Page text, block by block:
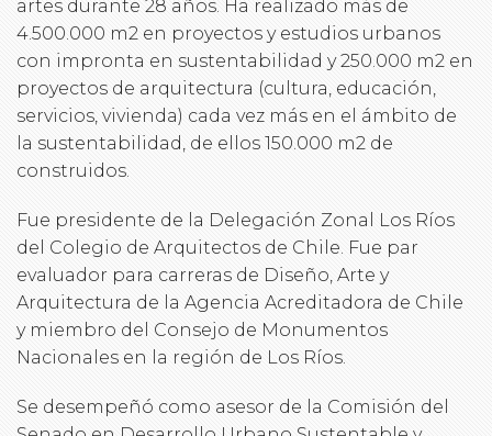
artes durante 28 años. Ha realizado más de
4.500.000 m2 en proyectos y estudios urbanos
con impronta en sustentabilidad y 250.000 m2 en
proyectos de arquitectura (cultura, educación,
servicios, vivienda) cada vez más en el ámbito de
la sustentabilidad, de ellos 150.000 m2 de
construidos.
Fue presidente de la Delegación Zonal Los Ríos
del Colegio de Arquitectos de Chile. Fue par
evaluador para carreras de Diseño, Arte y
Arquitectura de la Agencia Acreditadora de Chile
y miembro del Consejo de Monumentos
Nacionales en la región de Los Ríos.
Se desempeñó como asesor de la Comisión del